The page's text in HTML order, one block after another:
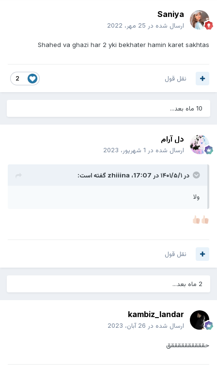
Saniya
ارسال شده در 25 مهر، 2022
Shahed va ghazi har 2 yki bekhater hamin karet sakhtas
2 نقل قول
10 ماه بعد...
دل آرام
ارسال شده در
در ۱۴۰۱/۵/۱ در 17:07، zhiiinaگفته است:
ولا
نقل قول
2 ماه بعد...
kambiz_landar
ارسال شده در 26 آبان، 2023
حققققققققققق